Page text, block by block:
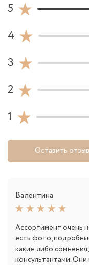
5
4
3
2
1
Оставить отзыв
Валентина
Ассортимент очень
есть фото,
какие-либо
консультантами. Они